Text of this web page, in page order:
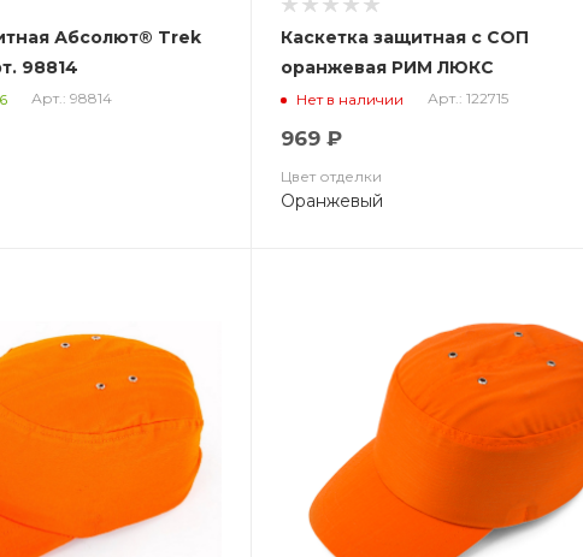
Абсолют® Trek
оранжевая, арт. 98814
Арт.: 98814
Каскетка защитная с СОП
оранжевая РИМ ЛЮКС
Нет в наличии Арт.: 122715
969 ₽
Цвет отделки
Оранжевый